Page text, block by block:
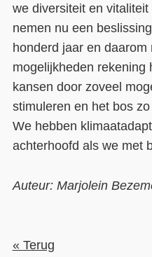
we diversiteit en
nemen nu een
honderd jaar en
mogelijkheden rekening
kansen door zoveel
stimuleren en het bos
We hebben
achterhoofd als we met
Auteur: Marjolein
« Terug